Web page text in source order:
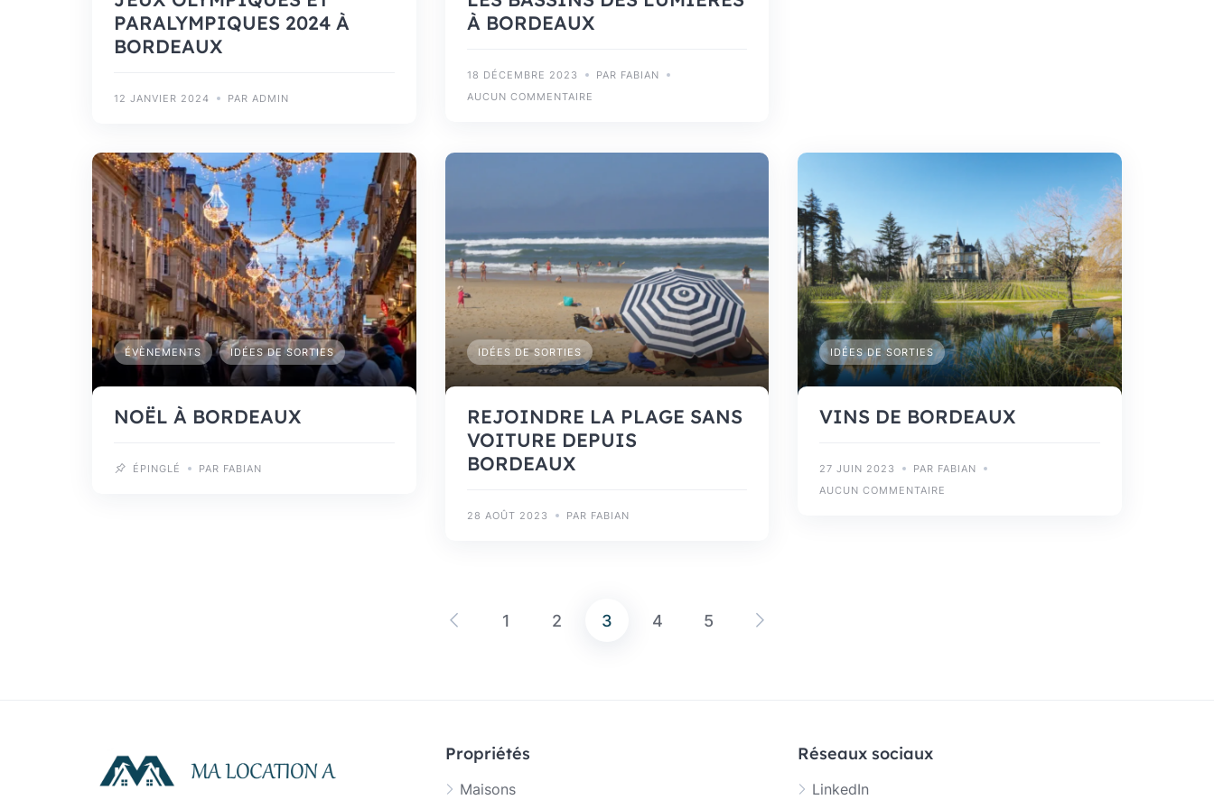
PARALYMPIQUES 2024 À
BORDEAUX
12 JANVIER 2024 PAR ADMIN
À BORDEAUX
18 DÉCEMBRE 2023
PAR FABIAN
AUCUN COMMENTAIRE
ÉVÈNEMENTS IDÉES DE SORTIES
NOËL À BORDEAUX
ÉPINGLÉ PAR FABIAN
IDÉES DE SORTIES
REJOINDRE LA PLAGE SANS
VOITURE DEPUIS
BORDEAUX
28 AOÛT 2023 PAR FABIAN
IDÉES DE SORTIES
VINS DE BORDEAUX
27 JUIN 2023
PAR FABIAN
AUCUN COMMENTAIRE
Pagination
1 2 3 4 5
Propriétés
Maisons
Réseaux sociaux
LinkedIn